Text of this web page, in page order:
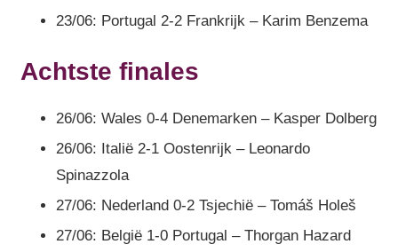
23/06: Portugal 2-2 Frankrijk – Karim Benzema
Achtste finales
26/06: Wales 0-4 Denemarken – Kasper Dolberg
26/06: Italië 2-1 Oostenrijk – Leonardo
Spinazzola
27/06: Nederland 0-2 Tsjechië – Tomáš Holeš
27/06: België 1-0 Portugal – Thorgan Hazard